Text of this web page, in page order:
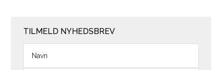
TILMELD NYHEDSBREV